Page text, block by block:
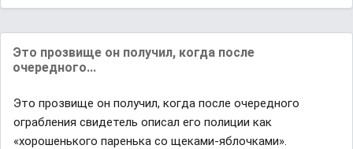
Это прозвище он получил, когда после
очередного...
Это прозвище он получил, когда после очередного
ограбления свидетель описал его полиции как
«хорошенького паренька со щеками-яблочками».